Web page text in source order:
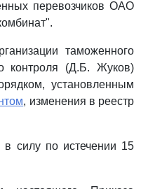
перевозчиков ОАО
таможенного
контроля (Д.Б. Жуков)
установленным
, изменения в реестр
в силу по истечении 15